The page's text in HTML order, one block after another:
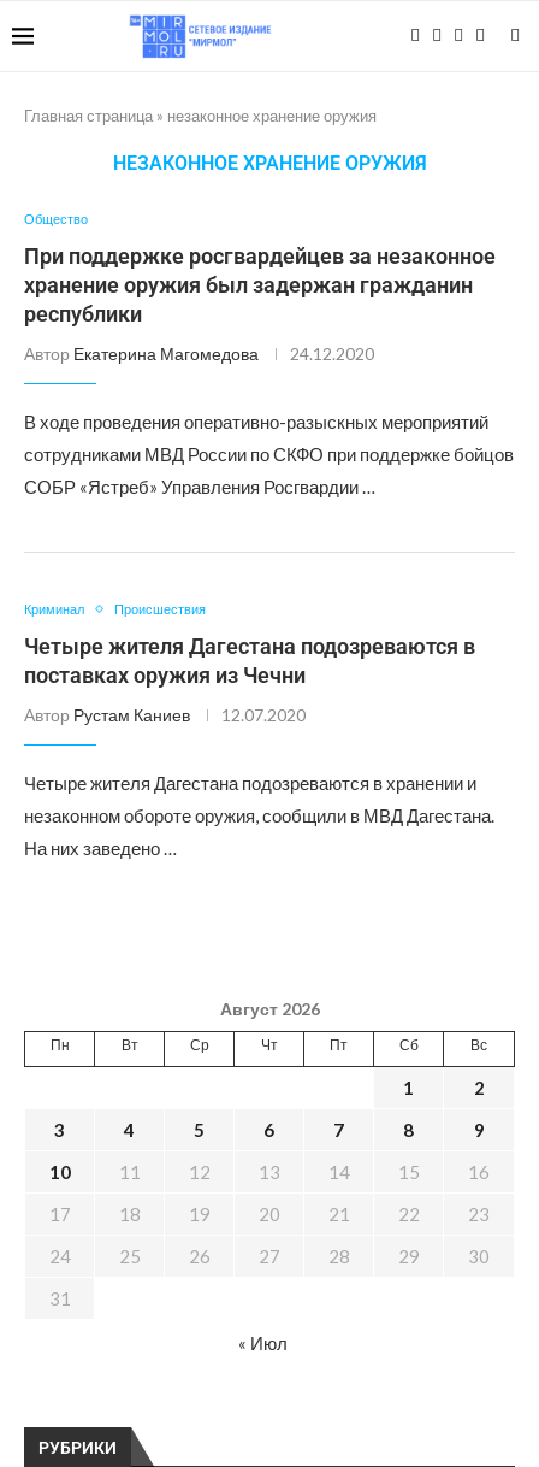
Главная страница » незаконное хранение оружия
НЕЗАКОННОЕ ХРАНЕНИЕ ОРУЖИЯ
Общество
При поддержке росгвардейцев за незаконное
хранение оружия был задержан гражданин
республики
Автор Екатерина Магомедова 24.12.2020
В ходе проведения оперативно-разыскных мероприятий
сотрудниками МВД России по СКФО при поддержке бойцов
СОБР «Ястреб» Управления Росгвардии …
Криминал Происшествия
Четыре жителя Дагестана подозреваются в
поставках оружия из Чечни
Автор Рустам Каниев 12.07.2020
Четыре жителя Дагестана подозреваются в хранении и
незаконном обороте оружия, сообщили в МВД Дагестана.
На них заведено …
РУБРИКИ
Август 2026
Пн Вт Ср Чт Пт Сб Вс
1
2
3
4 5 6 7 8
9
10
11 12 13 14 15
16
17
18 19 20 21 22
23
24
25 26 27 28 29
30
31
« Июл